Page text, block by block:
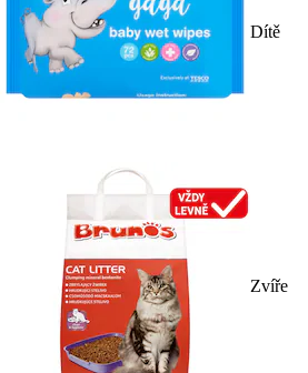
Dítě
Zvíře